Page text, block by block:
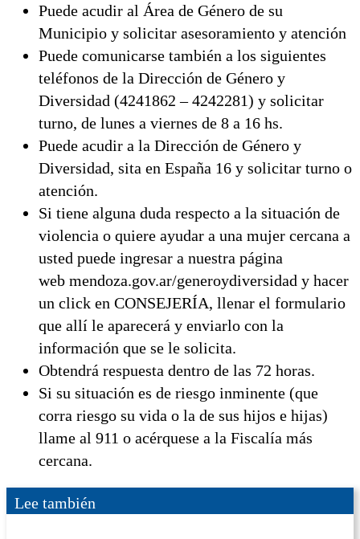
Puede acudir al Área de Género de su
Municipio y solicitar asesoramiento y atención
Puede comunicarse también a los siguientes
teléfonos de la Dirección de Género y
Diversidad (4241862 – 4242281) y solicitar
turno, de lunes a viernes de 8 a 16 hs.
Puede acudir a la Dirección de Género y
Diversidad, sita en España 16 y solicitar turno o
atención.
Si tiene alguna duda respecto a la situación de
violencia o quiere ayudar a una mujer cercana a
usted puede ingresar a nuestra página
web mendoza.gov.ar/generoydiversidad y hacer
un click en CONSEJERÍA, llenar el formulario
que allí le aparecerá y enviarlo con la
información que se le solicita.
Obtendrá respuesta dentro de las 72 horas.
Si su situación es de riesgo inminente (que
corra riesgo su vida o la de sus hijos e hijas)
llame al 911 o acérquese a la Fiscalía más
cercana.
Lee también